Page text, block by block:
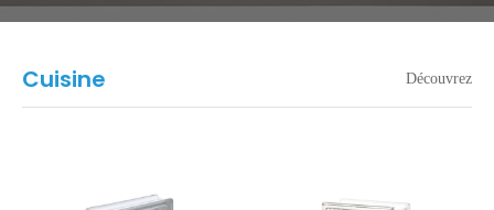
Cuisine Découvrez